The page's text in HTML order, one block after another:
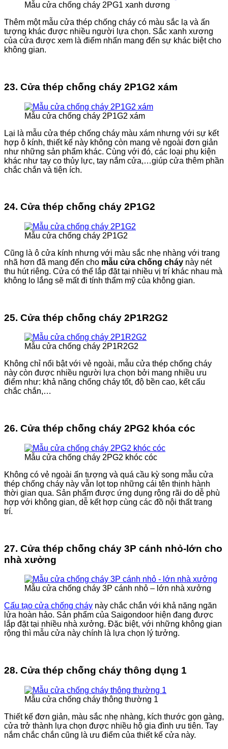
Mẫu cửa chống cháy 2PG1 xanh dương
Thêm một mẫu cửa thép chống cháy có màu sắc lạ và ấn
tượng khác được nhiều người lựa chọn. Sắc xanh xương
của cửa được xem là điểm nhấn mang đến sự khác biệt cho
không gian.
23. Cửa thép chống cháy 2P1G2 xám
Mẫu cửa chống cháy 2P1G2 xám
Lại là mẫu cửa thép chống cháy màu xám nhưng với sự kết
hợp ô kính, thiết kế này không còn mang vẻ ngoài đơn giản
như những sản phẩm khác. Cùng với đó, các loại phụ kiện
khác như tay co thủy lực, tay nắm cửa,…giúp cửa thêm phần
chắc chắn và tiện ích.
24. Cửa thép chống cháy 2P1G2
Mẫu cửa chống cháy 2P1G2
Cũng là ô cửa kính nhưng với màu sắc nhẹ nhàng với trang
nhã hơn đã mang đến cho mẫu cửa chống cháy này nét
thu hút riêng. Cửa có thể lắp đặt tại nhiều vị trí khác nhau mà
không lo lắng sẽ mất đi tính thẩm mỹ của không gian.
25. Cửa thép chống cháy 2P1R2G2
Mẫu cửa chống cháy 2P1R2G2
Không chỉ nổi bật với vẻ ngoài, mẫu cửa thép chống cháy
này còn được nhiều người lựa chọn bởi mang nhiều ưu
điểm như: khả năng chống cháy tốt, độ bền cao, kết cấu
chắc chắn,…
26. Cửa thép chống cháy 2PG2 khóa cóc
Mẫu cửa chống cháy 2PG2 khóc cóc
Không có vẻ ngoài ấn tượng và quá cầu kỳ song mẫu cửa
thép chống cháy này vẫn lọt top những cái tên thịnh hành
thời gian qua. Sản phẩm được ứng dụng rộng rãi do dễ phù
hợp với không gian, dễ kết hợp cùng các đồ nội thất trang
trí.
27. Cửa thép chống cháy 3P cánh nhỏ-lớn cho
nhà xưởng
Mẫu cửa chống cháy 3P cánh nhỏ – lớn nhà xưởng
Cấu tạo cửa chống cháy này chắc chắn với khả năng ngăn
lửa hoàn hảo. Sản phẩm của Saigondoor hiện đang được
lắp đặt tại nhiều nhà xưởng. Đặc biệt, với những không gian
rộng thì mẫu cửa này chính là lựa chọn lý tưởng.
28. Cửa thép chống cháy thông dụng 1
Mẫu cửa chống cháy thông thường 1
Thiết kế đơn giản, màu sắc nhẹ nhàng, kích thước gọn gàng,
cửa trở thành lựa chọn được nhiều hộ gia đình ưu tiên. Tay
nắm chắc chắn cũng là ưu điểm của thiết kế cửa này.